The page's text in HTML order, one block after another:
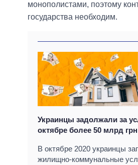
монополистами, поэтому
государства необходим.
Украинцы задолжали за
октябре более 50 млрд грн
В октябре 2020 украинцы
жилищно-коммунальные